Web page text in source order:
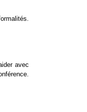
avec